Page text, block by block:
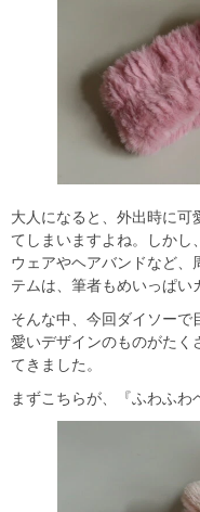
大人になると、外出時に可
てしまいますよね。しかし
ウェアやヘアバンドなど、
テムは、筆者もめいっぱ
そんな中、今回ダイソーで
愛いデザインのものがたく
てきました。
まずこちらが、『ふわふわ